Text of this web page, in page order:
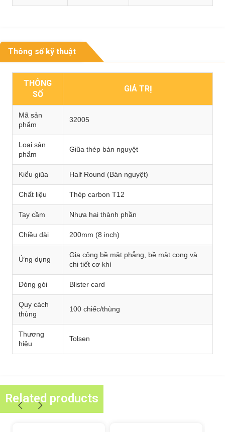
Thông số kỹ thuật
THÔNG
SỐ
GIÁ TRỊ
Mã sản
phẩm
32005
Loại sản
phẩm
Giũa thép bán nguyệt
Kiểu giũa Half Round (Bán nguyệt)
Chất liệu Thép carbon T12
Tay cầm Nhựa hai thành phần
Chiều dài 200mm (8 inch)
Ứng dụng
Gia công bề mặt phẳng, bề mặt cong và
chi tiết cơ khí
Đóng gói Blister card
Quy cách
thùng
100 chiếc/thùng
Thương
hiệu
Tolsen
Related products